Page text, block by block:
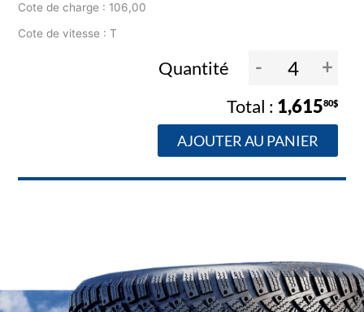
Cote de charge : 106,00
Cote de vitesse : T
Quantité - +
1,61580$
AJOUTER AU PANIER